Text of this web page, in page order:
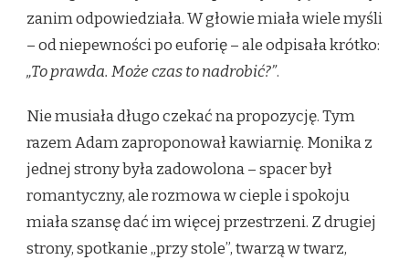
zanim odpowiedziała. W głowie miała wiele myśli
– od niepewności po euforię – ale odpisała krótko:
„To prawda. Może czas to nadrobić?”.
Nie musiała długo czekać na propozycję. Tym
razem Adam zaproponował kawiarnię. Monika z
jednej strony była zadowolona – spacer był
romantyczny, ale rozmowa w cieple i spokoju
miała szansę dać im więcej przestrzeni. Z drugiej
strony, spotkanie „przy stole”, twarzą w twarz,